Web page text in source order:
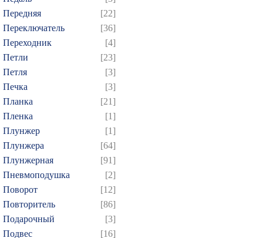
Передняя
[22]
Переключатель
[36]
Переходник
[4]
Петли
[23]
Петля
[3]
Печка
[3]
Планка
[21]
Пленка
[1]
Плунжер
[1]
Плунжера
[64]
Плунжерная
[91]
Пневмоподушка
[2]
Поворот
[12]
Повторитель
[86]
Подарочный
[3]
Подвес
[16]